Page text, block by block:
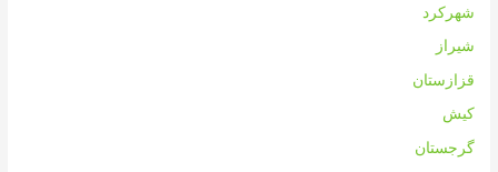
شهرکرد
شیراز
قزازستان
کیش
گرجستان